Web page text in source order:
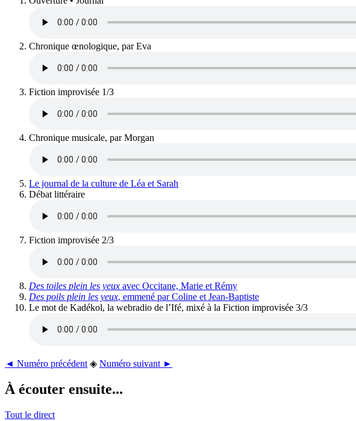
Chronique œnologique, par Eva
Fiction improvisée 1/3
Chronique musicale, par Morgan
Le journal de la culture de Léa et Sarah
Débat littéraire
Fiction improvisée 2/3
Des toiles plein les yeux avec Occitane, Marie et Rémy
Des poils plein les yeux, emmené par Coline et Jean-Baptiste
Le mot de Kadékol, la webradio de l’Ifé, mixé à la Fiction improvisée 3/3
◄ Numéro précédent ◈ Numéro suivant ►
À écouter ensuite...
Tout le direct